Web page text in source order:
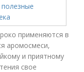
применяются в
аромосмеси,
и приятному
свое